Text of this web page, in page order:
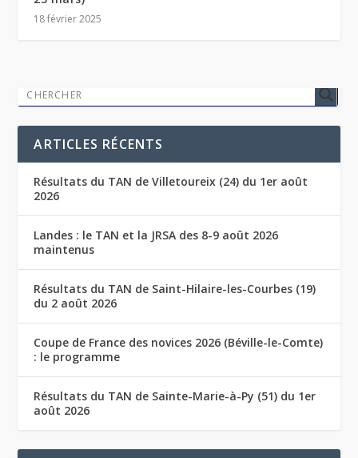
18 février 2025
ARTICLES RÉCENTS
Résultats du TAN de Villetoureix (24) du 1er août
2026
Landes : le TAN et la JRSA des 8-9 août 2026
maintenus
Résultats du TAN de Saint-Hilaire-les-Courbes (19)
du 2 août 2026
Coupe de France des novices 2026 (Béville-le-Comte)
: le programme
Résultats du TAN de Sainte-Marie-à-Py (51) du 1er
août 2026